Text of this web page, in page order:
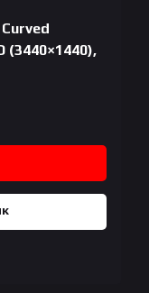
(3440×1440),